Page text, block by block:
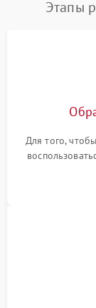
Этапы
Для того,
или